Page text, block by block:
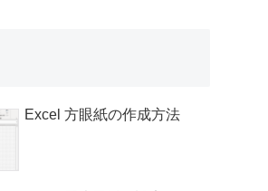
Excel 方眼紙の作成方法